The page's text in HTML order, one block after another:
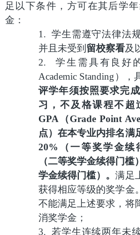
足以下条件，方可在其后学
金：
1. 学生需遵守法律法
并且未受到 留校察看及
2.
学生需具有良好
Academic Standing ），
评学年须按照要求完
习，不及格课程不超
GPA （Grade Point
点）在本专业内排名满
20% （一等奖学金
（二等奖学金续得门槛
学金续得门槛）。满足
获得相应等级的奖学金
不能满足上述要求，将
消奖学金；
3.
若学生连续两年未